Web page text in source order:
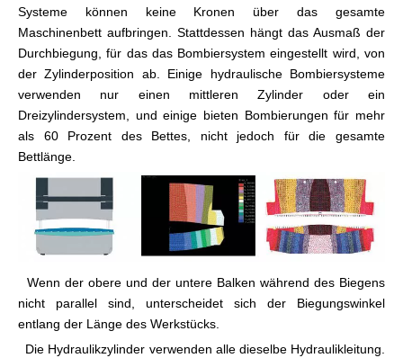
Systeme können keine Kronen über das gesamte
Maschinenbett aufbringen. Stattdessen hängt das Ausmaß der
Durchbiegung, für das das Bombiersystem eingestellt wird, von
der Zylinderposition ab. Einige hydraulische Bombiersysteme
verwenden nur einen mittleren Zylinder oder ein
Dreizylindersystem, und einige bieten Bombierungen für mehr
als 60 Prozent des Bettes, nicht jedoch für die gesamte
Bettlänge.
Wenn der obere und der untere Balken während des Biegens
nicht parallel sind, unterscheidet sich der Biegungswinkel
entlang der Länge des Werkstücks.
Die Hydraulikzylinder verwenden alle dieselbe Hydraulikleitung.